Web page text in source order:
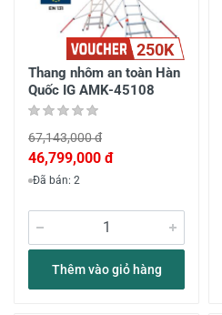
250K
Thang nhôm an toàn Hàn
Quốc IG AMK-45108
67,143,000 đ
46,799,000 đ
Đã bán: 2
Thêm vào giỏ hàng